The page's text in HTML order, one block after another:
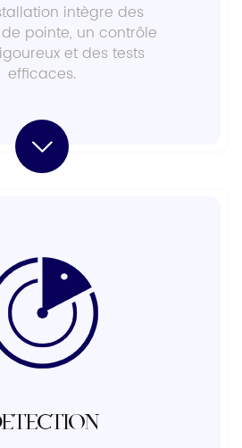
intègre des
pointe, un contrôle
et des tests
efficaces.